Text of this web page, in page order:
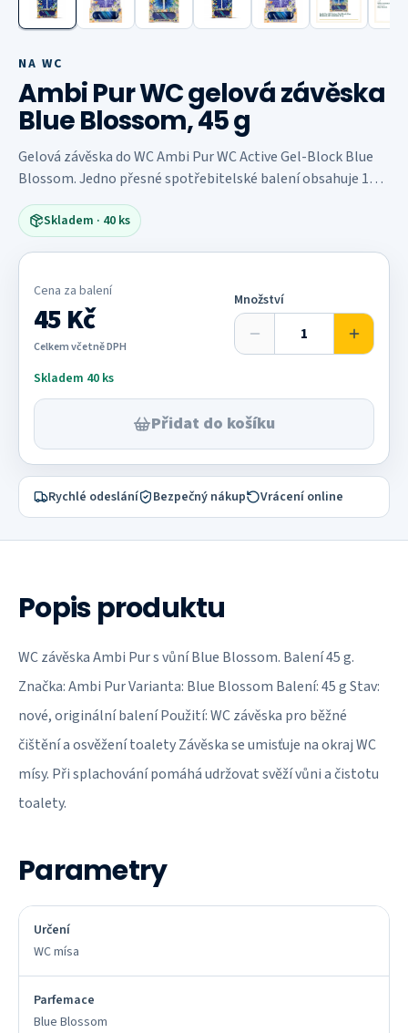
NA WC
Ambi Pur WC gelová závěska
Blue Blossom, 45 g
Gelová závěska do WC Ambi Pur WC Active Gel-Block Blue
Blossom. Jedno přesné spotřebitelské balení obsahuje 1
závěsný blok o hmotnosti 45 g.
Skladem · 40 ks
Cena za balení
45 Kč
Celkem včetně DPH
Množství
Skladem 40 ks
Přidat do košíku
Rychlé odeslání Bezpečný nákup Vrácení online
Popis produktu
WC závěska Ambi Pur s vůní Blue Blossom. Balení 45 g.
Značka: Ambi Pur Varianta: Blue Blossom Balení: 45 g Stav:
nové, originální balení Použití: WC závěska pro běžné
čištění a osvěžení toalety Závěska se umisťuje na okraj WC
mísy. Při splachování pomáhá udržovat svěží vůni a čistotu
toalety.
Parametry
Určení
WC mísa
Parfemace
Blue Blossom